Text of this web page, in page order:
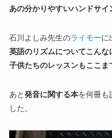
あの分かりやすいハンドサイ
石川よしみ先生のライモーに
英語のリズムについてこん
子供たちのレッスンもここま
あと発音に関する本を何冊も
した。